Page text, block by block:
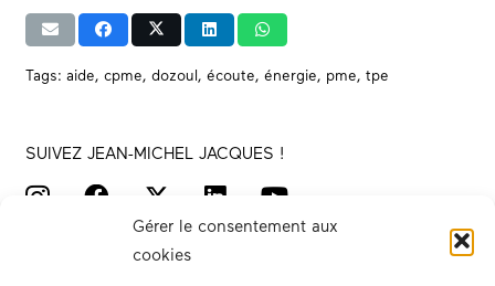
Gérer le consentement aux
cookies
Tags: aide, cpme, dozoul, écoute, énergie, pme, tpe
SUIVEZ JEAN-MICHEL JACQUES !